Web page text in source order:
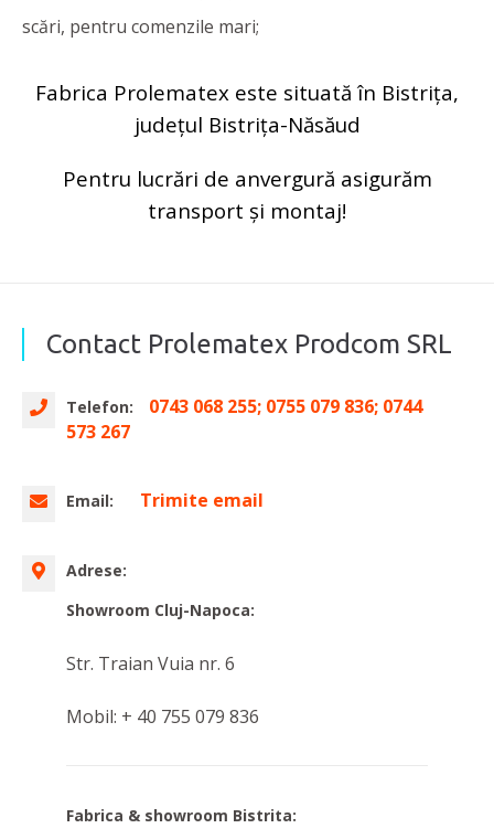
scări, pentru comenzile mari;
Fabrica Prolematex este situată în Bistrița,
județul Bistrița-Năsăud
Pentru lucrări de anvergură asigurăm
transport și montaj!
Contact Prolematex Prodcom SRL
Telefon:
0743 068 255; 0755 079 836; 0744
573 267
Email: Trimite email
Adrese:
Showroom Cluj-Napoca:
Str. Traian Vuia nr. 6
Mobil: + 40 755 079 836
Fabrica & showroom Bistrita: